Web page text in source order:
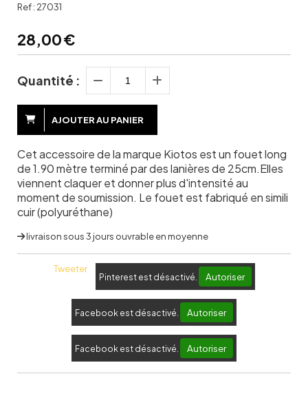
Ref : 27031
28,00€
Quantité :
AJOUTER AU PANIER
Cet accessoire de la marque Kiotos est un fouet long
de 1.90 mètre terminé par des lanières de 25cm.Elles
viennent claquer et donner plus d'intensité au
moment de soumission. Le fouet est fabriqué en simili
cuir (polyuréthane)
livraison sous 3 jours ouvrable en moyenne
Tweeter
Pinterest est désactivé. Autoriser
Facebook est désactivé. Autoriser
Facebook est désactivé. Autoriser